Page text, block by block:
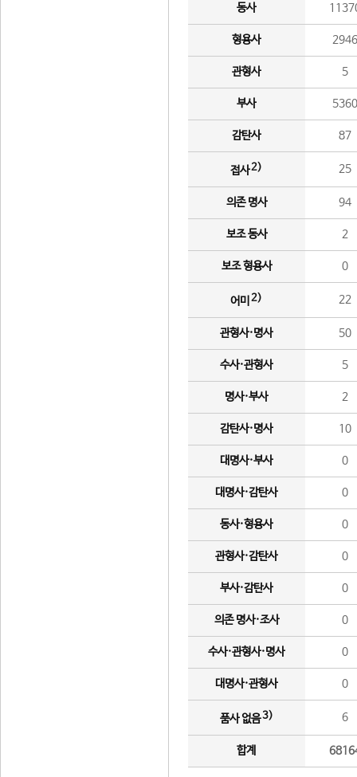
동사
형용사 2946
관형사 5
부사 5360
감탄사 87
접사2) 25
의존 명사 94
보조 동사 2
보조 형용사 0
어미 2) 22
관형사·명사 50
수사·관형사 5
명사·부사 2
감탄사·명사 10
대명사·부사 0
대명사·감탄사 0
동사·형용사 0
관형사·감탄사 0
부사·감탄사 0
의존 명사·조사 0
수사·관형사·명사 0
대명사·관형사 0
품사 없음3) 6
합계